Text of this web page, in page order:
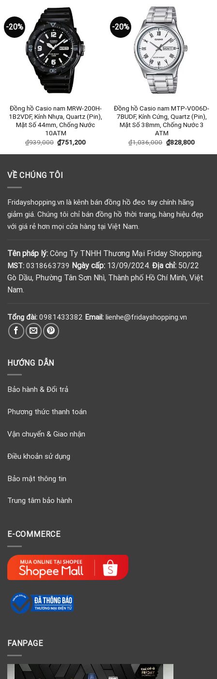
-20%
Đồng hồ Casio nam MRW-200H-
1B2VDF, Kính Nhựa, Quartz (Pin),
Mặt Số 44mm, Chống Nước
10ATM
₫939,000 ₫751,200
-20%
Đồng hồ Casio nam MTP-V006D-
7BUDF, Kính Cứng, Quartz (Pin),
Mặt Số 38mm, Chống Nước 3
ATM
₫1,036,000 ₫828,800
VỀ CHÚNG TÔI
Fridayshopping.vn là kênh bán đồng hồ đeo tay chính hãng
giảm giá. Chúng tôi chỉ bán đồng hồ thời trang, hàng hiệu đẹp
với giá rẻ hơn mọi cửa hàng tại Việt Nam.
Tên pháp lý: Công Ty TNHH Thương Mại Friday Shopping.
MST: 0318663739 Ngày cấp: 13/09/2024. Địa chỉ: 50/22
Gò Dầu, Phường Tân Sơn Nhì, Thành phố Hồ Chí Minh, Việt
Nam.
Tổng đài: 0981433382 Email: lienhe@fridayshopping.vn
HƯỚNG DẪN
Bảo hành & Đổi trả
Phương thức thanh toán
Vận chuyển & Giao nhận
Điều khoản sử dụng
Bảo mật thông tin
Trung tâm bảo hành
E-COMMERCE
FANPAGE